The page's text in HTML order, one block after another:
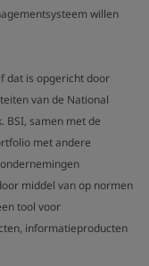
willen
dat is opgericht door
van de National
BSI, samen met de
met andere
middel van op normen
tool voor
informatieproducten